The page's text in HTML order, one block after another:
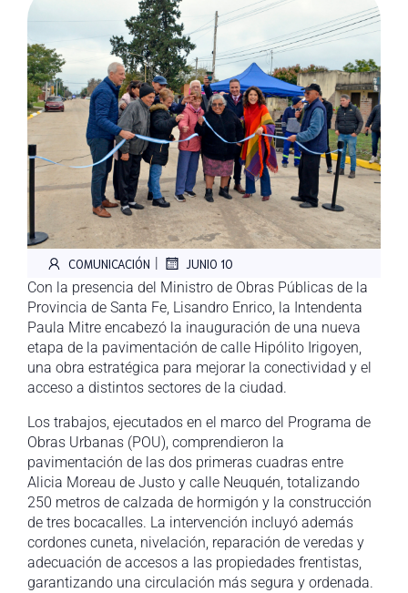
COMUNICACIÓN | JUNIO 10
Con la presencia del Ministro de Obras Públicas de la
Provincia de Santa Fe, Lisandro Enrico, la Intendenta
Paula Mitre encabezó la inauguración de una nueva
etapa de la pavimentación de calle Hipólito Irigoyen,
una obra estratégica para mejorar la conectividad y el
acceso a distintos sectores de la ciudad.
Los trabajos, ejecutados en el marco del Programa de
Obras Urbanas (POU), comprendieron la
pavimentación de las dos primeras cuadras entre
Alicia Moreau de Justo y calle Neuquén, totalizando
250 metros de calzada de hormigón y la construcción
de tres bocacalles. La intervención incluyó además
cordones cuneta, nivelación, reparación de veredas y
adecuación de accesos a las propiedades frentistas,
garantizando una circulación más segura y ordenada.